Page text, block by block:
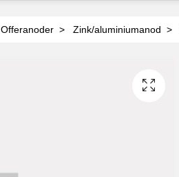
Offeranoder Zink/aluminiumanod